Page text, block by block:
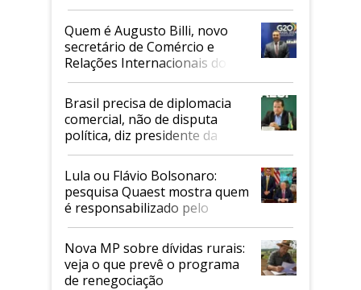
Quem é Augusto Billi, novo
secretário de Comércio e
Relações Internacionais do
Mapa
Brasil precisa de diplomacia
comercial, não de disputa
política, diz presidente da
Faesp
Lula ou Flávio Bolsonaro:
pesquisa Quaest mostra quem
é responsabilizado pelo
tarifaço dos EUA
Nova MP sobre dívidas rurais:
veja o que prevê o programa
de renegociação